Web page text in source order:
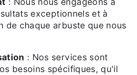
exceptionnels et à
de chaque arbuste que nous
: Nos services sont
besoins spécifiques, qu'il